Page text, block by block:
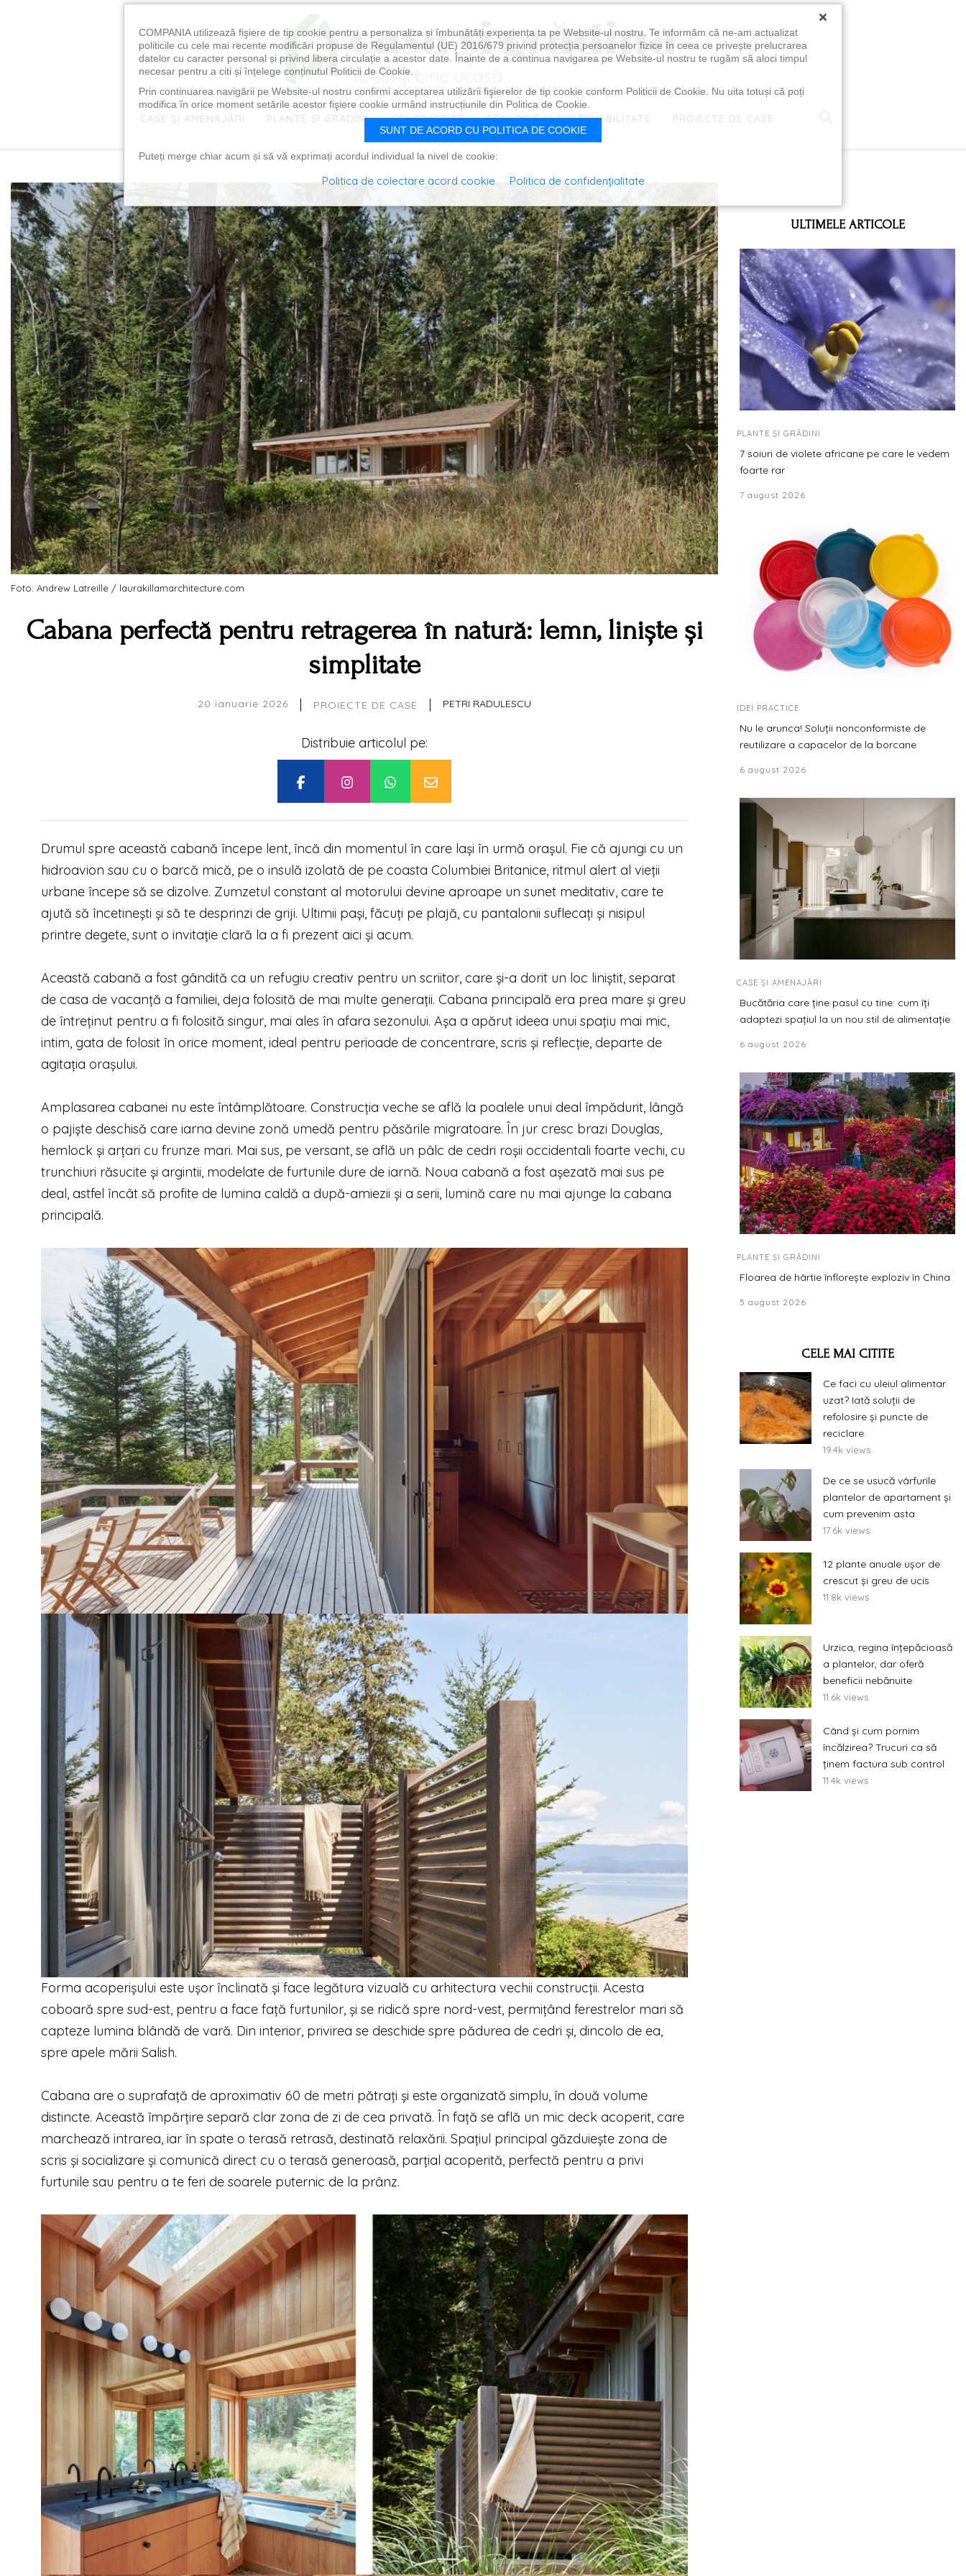
CASE ȘI AMENAJĂRI PLANTE ȘI GRĂDINI IDEI PRACTICE ECOLOGIE ȘI SUSTENABILITATE PROIECTE DE CASE
Foto: Andrew Latreille / laurakillamarchitecture.com
Cabana perfectă pentru retragerea în natură: lemn, liniște și
simplitate
20 ianuarie 2026 | PROIECTE DE CASE | PETRI RADULESCU
Distribuie articolul pe:
Drumul spre această cabană începe lent, încă din momentul în care lași în urmă orașul. Fie că ajungi cu un
hidroavion sau cu o barcă mică, pe o insulă izolată de pe coasta Columbiei Britanice, ritmul alert al vieții
urbane începe să se dizolve. Zumzetul constant al motorului devine aproape un sunet meditativ, care te
ajută să încetinești și să te desprinzi de griji. Ultimii pași, făcuți pe plajă, cu pantalonii suflecați și nisipul
printre degete, sunt o invitație clară la a fi prezent aici și acum.
Această cabană a fost gândită ca un refugiu creativ pentru un scriitor, care și-a dorit un loc liniștit, separat
de casa de vacanță a familiei, deja folosită de mai multe generații. Cabana principală era prea mare și greu
de întreținut pentru a fi folosită singur, mai ales în afara sezonului. Așa a apărut ideea unui spațiu mai mic,
intim, gata de folosit în orice moment, ideal pentru perioade de concentrare, scris și reflecție, departe de
agitația orașului.
Amplasarea cabanei nu este întâmplătoare. Construcția veche se află la poalele unui deal împădurit, lângă
o pajiște deschisă care iarna devine zonă umedă pentru păsările migratoare. În jur cresc brazi Douglas,
hemlock și arțari cu frunze mari. Mai sus, pe versant, se află un pâlc de cedri roșii occidentali foarte vechi, cu
trunchiuri răsucite și argintii, modelate de furtunile dure de iarnă. Noua cabană a fost așezată mai sus pe
deal, astfel încât să profite de lumina caldă a după-amiezii și a serii, lumină care nu mai ajunge la cabana
principală.
Forma acoperișului este ușor înclinată și face legătura vizuală cu arhitectura vechii construcții. Acesta
coboară spre sud-est, pentru a face față furtunilor, și se ridică spre nord-vest, permițând ferestrelor mari să
capteze lumina blândă de vară. Din interior, privirea se deschide spre pădurea de cedri și, dincolo de ea,
spre apele mării Salish.
Cabana are o suprafață de aproximativ 60 de metri pătrați și este organizată simplu, în două volume
distincte. Această împărțire separă clar zona de zi de cea privată. În față se află un mic deck acoperit, care
marchează intrarea, iar în spate o terasă retrasă, destinată relaxării. Spațiul principal găzduiește zona de
scris și socializare și comunică direct cu o terasă generoasă, parțial acoperită, perfectă pentru a privi
furtunile sau pentru a te feri de soarele puternic de la prânz.
ULTIMELE ARTICOLE
PLANTE ȘI GRĂDINI
7 soiuri de violete africane pe care le vedem
foarte rar
7 august 2026
IDEI PRACTICE
Nu le arunca! Soluții nonconformiste de
reutilizare a capacelor de la borcane
6 august 2026
CASE ȘI AMENAJĂRI
Bucătăria care ține pasul cu tine: cum îți
adaptezi spațiul la un nou stil de alimentație
6 august 2026
PLANTE ȘI GRĂDINI
Floarea de hârtie înflorește exploziv în China
5 august 2026
CELE MAI CITITE
Ce faci cu uleiul alimentar
uzat? Iată soluții de
refolosire și puncte de
reciclare
19.4k views
De ce se usucă vârfurile
plantelor de apartament și
cum prevenim asta
17.6k views
12 plante anuale ușor de
crescut și greu de ucis
11.8k views
Urzica, regina înțepăcioasă
a plantelor, dar oferă
beneficii nebănuite
11.6k views
Când și cum pornim
încălzirea? Trucuri ca să
ținem factura sub control
11.4k views
×
COMPANIA utilizează fişiere de tip cookie pentru a personaliza și îmbunătăți experiența ta pe Website-ul nostru. Te informăm că ne-am actualizat
politicile cu cele mai recente modificări propuse de Regulamentul (UE) 2016/679 privind protecția persoanelor fizice în ceea ce privește prelucrarea
datelor cu caracter personal și privind libera circulație a acestor date. Înainte de a continua navigarea pe Website-ul nostru te rugăm să aloci timpul
necesar pentru a citi și înțelege conținutul Politicii de Cookie.
Prin continuarea navigării pe Website-ul nostru confirmi acceptarea utilizării fişierelor de tip cookie conform Politicii de Cookie. Nu uita totuși că poți
modifica în orice moment setările acestor fişiere cookie urmând instrucțiunile din Politica de Cookie.
SUNT DE ACORD CU POLITICA DE COOKIE
Puteți merge chiar acum și să vă exprimați acordul individual la nivel de cookie:
Politica de colectare acord cookie Politica de confidențialitate